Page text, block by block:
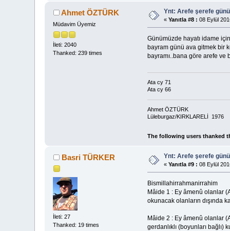
Ahmet ÖZTÜRK
Müdavim Üyemiz
İleti: 2040
Thanked: 239 times
Ynt: Arefe şerefe
«Yanıtla #8 : 08 Eylül
Günümüzde hayatı idame
bayram günü ava gitmek bir
bayramı..bana göre arefe ve
Ata cy 71
Ata cy 66
Ahmet ÖZTÜRK
Lüleburgaz/KIRKLARELİ 1976
The following users thanked
Basri TÜRKER
İleti: 27
Thanked: 19 times
Ynt: Arefe şerefe
«Yanıtla #9 : 08 Eylül
Bismillahirrahmanirrahim
Mâide 1 : Ey âmenû olanlar
okunacak olanların dışında
Mâide 2 : Ey âmenû olanlar
gerdanlıklı (boyunları bağlı)